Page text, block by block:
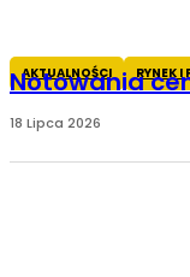
AKTUALNOŚCI RYNEK I
Notowania
18 Lipca 2026